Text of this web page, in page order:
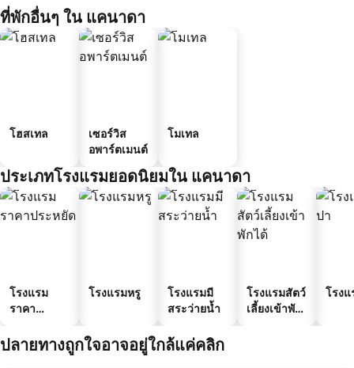
ที่พักอื่นๆ ใน แคนาดา
โฮสเทล
เซอร์วิส
อพาร์ตเมนต์
โมเทล
ประเภทโรงแรมยอดนิยมใน แคนาดา
โรงแรม
ราคา
โรงแรมหรู
โรงแรมมี
สระว่ายน้ำ
โรงแรมสัตว์
เลี้ยงเข้าพัก
โรง
ปลายทางถูกใจอาจอยู่ใกล้แค่คลิก